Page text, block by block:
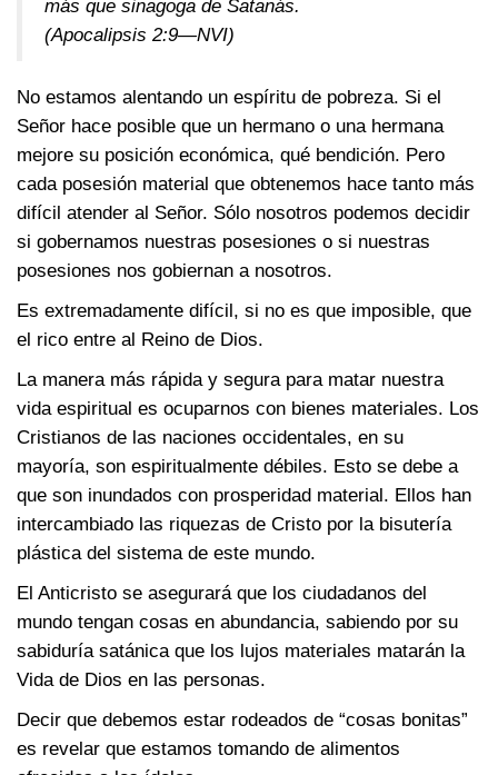
más que sinagoga de Satanás.
(Apocalipsis 2:9—NVI)
No estamos alentando un espíritu de pobreza. Si el
Señor hace posible que un hermano o una hermana
mejore su posición económica, qué bendición. Pero
cada posesión material que obtenemos hace tanto más
difícil atender al Señor. Sólo nosotros podemos decidir
si gobernamos nuestras posesiones o si nuestras
posesiones nos gobiernan a nosotros.
Es extremadamente difícil, si no es que imposible, que
el rico entre al Reino de Dios.
La manera más rápida y segura para matar nuestra
vida espiritual es ocuparnos con bienes materiales. Los
Cristianos de las naciones occidentales, en su
mayoría, son espiritualmente débiles. Esto se debe a
que son inundados con prosperidad material. Ellos han
intercambiado las riquezas de Cristo por la bisutería
plástica del sistema de este mundo.
El Anticristo se asegurará que los ciudadanos del
mundo tengan cosas en abundancia, sabiendo por su
sabiduría satánica que los lujos materiales matarán la
Vida de Dios en las personas.
Decir que debemos estar rodeados de “cosas bonitas”
es revelar que estamos tomando de alimentos